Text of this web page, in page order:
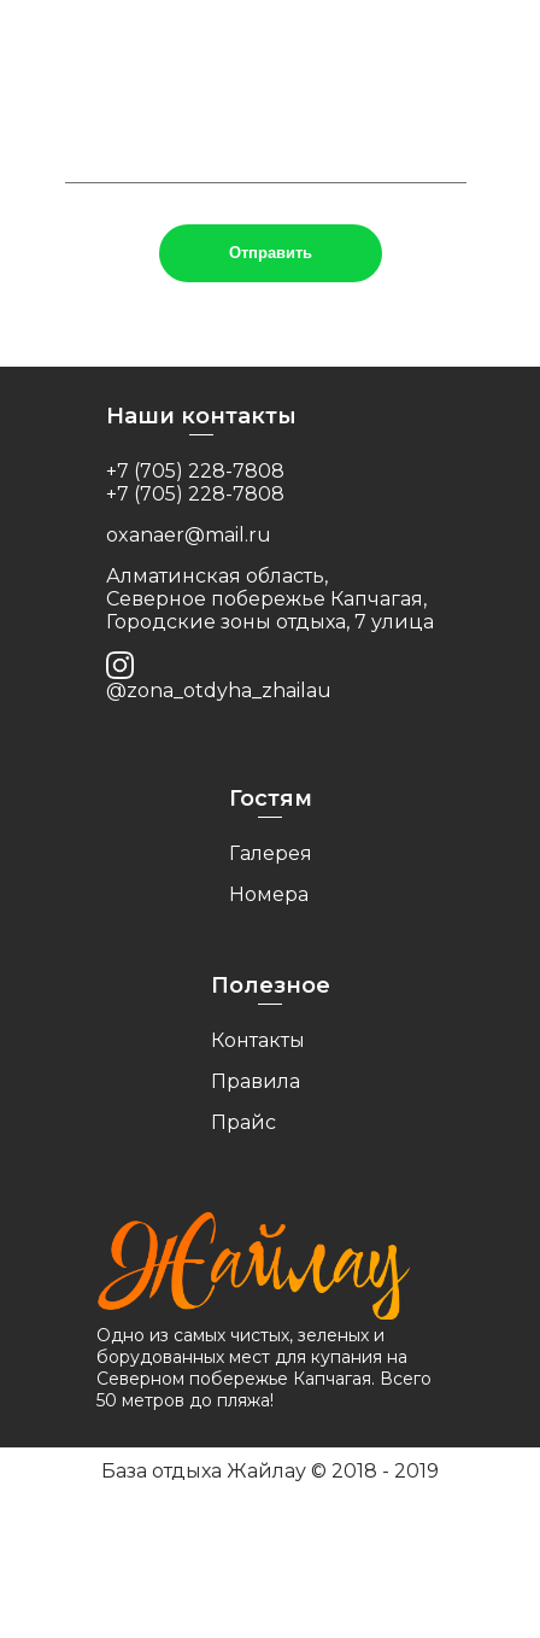
Наши контакты
+7 (705) 228-7808
+7 (705) 228-7808
oxanaer@mail.ru
Алматинская область,
Северное побережье Капчагая,
Городские зоны отдыха, 7 улица
@zona_otdyha_zhailau
Гостям
Галерея
Номера
Полезное
Контакты
Правила
Прайс
Одно из самых чистых, зеленых и
борудованных мест для купания на
Северном побережье Капчагая. Всего
50 метров до пляжа!
База отдыха Жайлау © 2018 - 2019